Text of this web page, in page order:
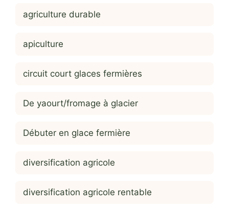
agriculture durable
apiculture
circuit court glaces fermières
De yaourt/fromage à glacier
Débuter en glace fermière
diversification agricole
diversification agricole rentable